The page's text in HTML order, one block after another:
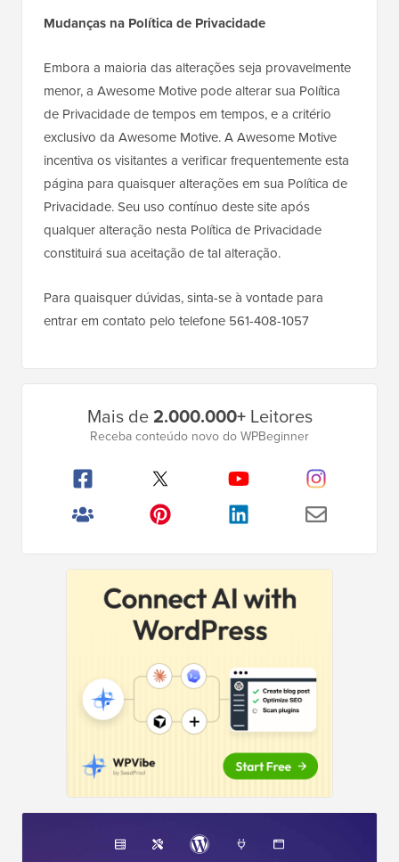
Mudanças na Política de Privacidade
Embora a maioria das alterações seja provavelmente
menor, a Awesome Motive pode alterar sua Política
de Privacidade de tempos em tempos, e a critério
exclusivo da Awesome Motive. A Awesome Motive
incentiva os visitantes a verificar frequentemente esta
página para quaisquer alterações em sua Política de
Privacidade. Seu uso contínuo deste site após
qualquer alteração nesta Política de Privacidade
constituirá sua aceitação de tal alteração.
Para quaisquer dúvidas, sinta-se à vontade para
entrar em contato pelo telefone 561-408-1057
Mais de2.000.000+Leitores
Receba conteúdo novo do WPBeginner